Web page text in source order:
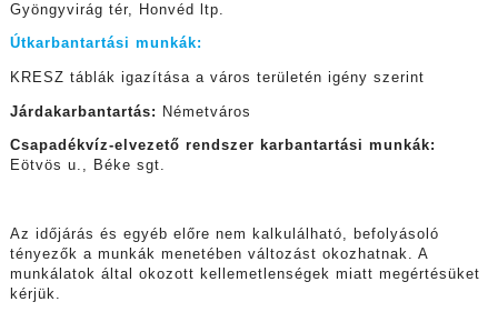
Gyöngyvirág tér, Honvéd ltp.
Útkarbantartási munkák:
KRESZ táblák igazítása a város területén igény szerint
Járdakarbantartás: Németváros
Csapadékvíz-elvezető rendszer karbantartási munkák:
Eötvös u., Béke sgt.
Az időjárás és egyéb előre nem kalkulálható, befolyásoló
tényezők a munkák menetében változást okozhatnak. A
munkálatok által okozott kellemetlenségek miatt megértésüket
kérjük.